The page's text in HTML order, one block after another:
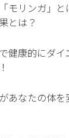
モリンガ」
とは？
健康的にダ
あなたの体